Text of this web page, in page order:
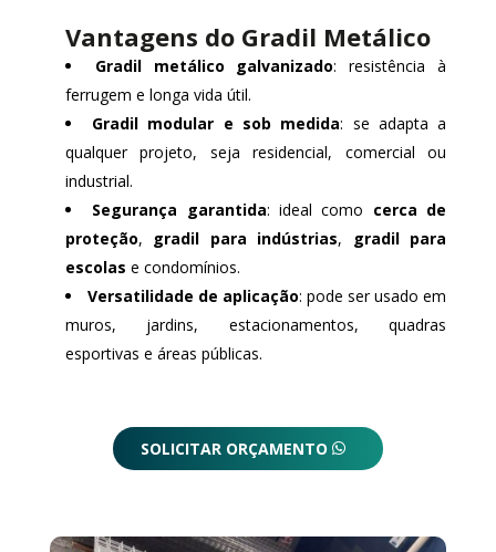
Vantagens do Gradil Metálico
Gradil metálico galvanizado: resistência à
ferrugem e longa vida útil.
Gradil modular e sob medida: se adapta a
qualquer projeto, seja residencial, comercial ou
industrial.
Segurança garantida: ideal como cerca de
proteção, gradil para indústrias, gradil para
escolas e condomínios.
Versatilidade de aplicação: pode ser usado em
muros, jardins, estacionamentos, quadras
esportivas e áreas públicas.
SOLICITAR ORÇAMENTO